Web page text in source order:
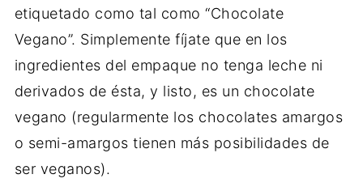
etiquetado como tal como “Chocolate
Vegano”. Simplemente fíjate que en los
ingredientes del empaque no tenga leche ni
derivados de ésta, y listo, es un chocolate
vegano (regularmente los chocolates amargos
o semi-amargos tienen más posibilidades de
ser veganos).